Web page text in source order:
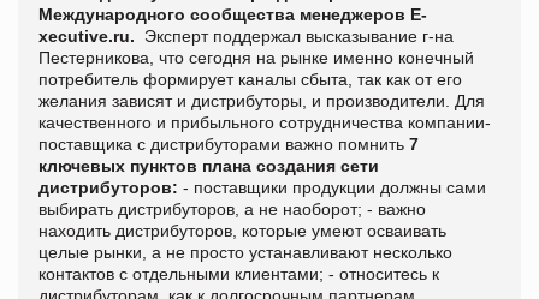
Международного сообщества менеджеров E-
xecutive.ru. Эксперт поддержал высказывание г-на
Пестерникова, что сегодня на рынке именно конечный
потребитель формирует каналы сбыта, так как от его
желания зависят и дистрибуторы, и производители. Для
качественного и прибыльного сотрудничества компании-
поставщика с дистрибуторами важно помнить 7
ключевых пунктов плана создания сети
дистрибуторов: - поставщики продукции должны сами
выбирать дистрибуторов, а не наоборот; - важно
находить дистрибуторов, которые умеют осваивать
целые рынки, а не просто устанавливают несколько
контактов с отдельными клиентами; - относитесь к
дистрибуторам, как к долгосрочным партнерам,